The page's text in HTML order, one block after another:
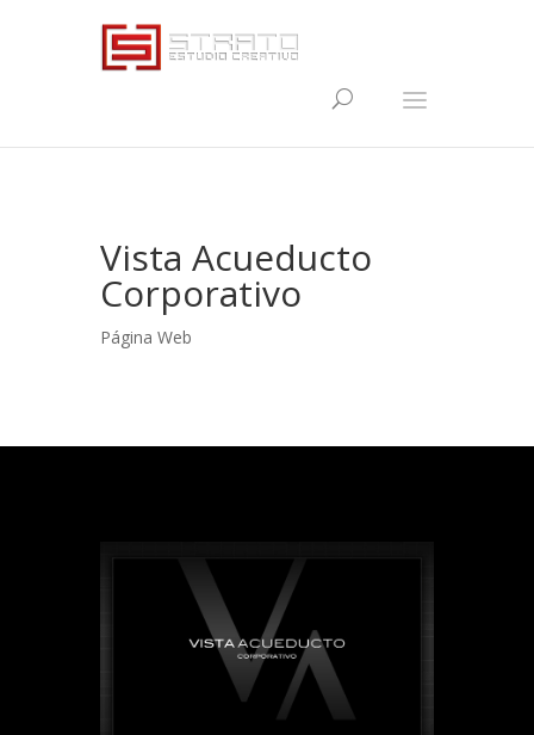
Vista Acueducto
Corporativo
Página Web